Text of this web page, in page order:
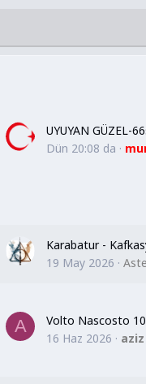
UYUYAN GÜZEL-
Dün 20:08 da
19 May 2026
A
16 Haz 2026
aziz